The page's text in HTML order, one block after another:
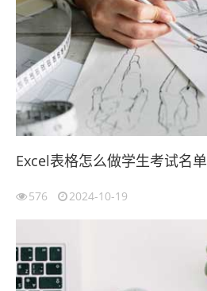
Excel表格怎么做学生考试名单
576 2024-10-19